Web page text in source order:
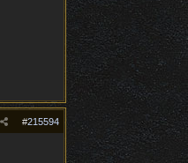
#215594